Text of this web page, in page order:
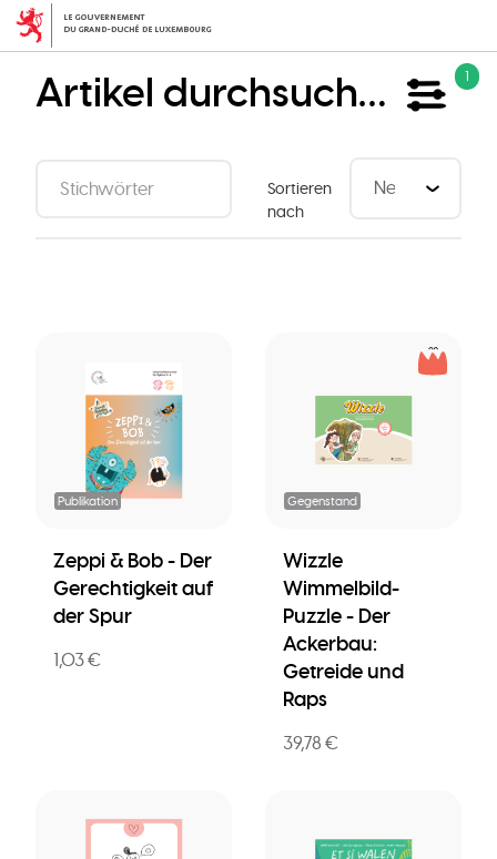
Direkt
zum
Artikel durchsuchen 1
Sortieren
nach
Publikation
Zeppi & Bob - Der
Gerechtigkeit auf
der Spur
1,03 €
Gegenstand
Wizzle
Wimmelbild-
Puzzle - Der
Ackerbau:
Getreide und
Raps
39,78 €